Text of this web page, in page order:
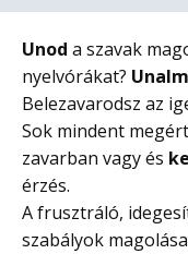
Unod a szavak
nyelvórákat?
Belezavarodsz az
Sok mindent
zavarban vagy és
érzés.
A frusztráló,
szabályok